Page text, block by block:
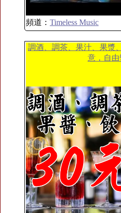
頻道： Timeless Music
調酒、調茶、果汁、果漿
意，自